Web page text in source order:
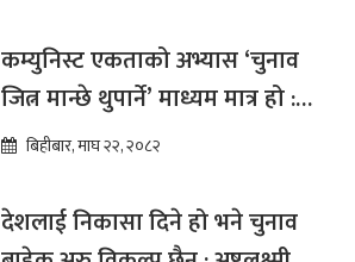
कम्युनिस्ट एकताको अभ्यास ‘चुनाव
जित्न मान्छे थुपार्ने’ माध्यम मात्र हो :
विप्लव
बिहीबार, माघ २२, २०८२
देशलाई निकासा दिने हो भने चुनाव